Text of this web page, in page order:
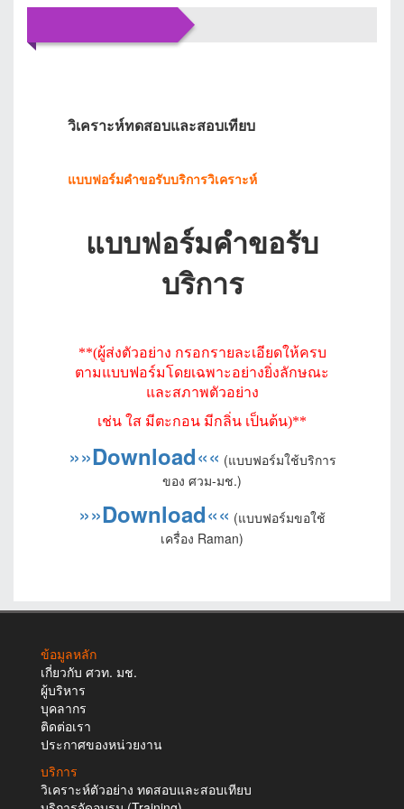
วิเคราะห์ทดสอบและสอบเทียบ
แบบฟอร์มคำขอรับบริการวิเคราะห์
แบบฟอร์มคำขอรับ
บริการ
**(ผู้ส่งตัวอย่าง กรอกรายละเอียดให้ครบ
ตามแบบฟอร์มโดยเฉพาะอย่างยิ่งลักษณะ
และสภาพตัวอย่าง
เช่น ใส มีตะกอน มีกลิ่น เป็นต้น)**
»»Download«« (แบบฟอร์มใช้บริการ
ของ ศวม-มช.)
»»Download«« (แบบฟอร์มขอใช้
เครื่อง Raman)
ข้อมูลหลัก
เกี่ยวกับ ศวท. มช.
ผู้บริหาร
บุคลากร
ติดต่อเรา
ประกาศของหน่วยงาน
บริการ
วิเคราะห์ตัวอย่าง ทดสอบและสอบเทียบ